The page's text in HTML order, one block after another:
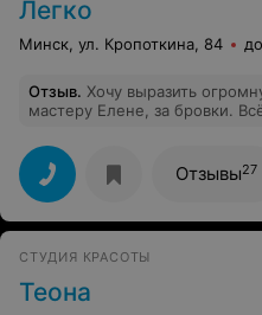
такими замечательными
от лица моих знакомых,
добросовестное отношение к
востребованный вклад в
половины человечества. Желаю благодарных,
Алина
Легко
Минск, ул. Кропоткина, 84
Отзыв. Хочу выразить
мастеру Елене, за бровки. Всё красиво и быстро!
за профессионализм и
своим клиентам.
Отзывы27
СТУДИЯ КРАСОТЫ
Теона